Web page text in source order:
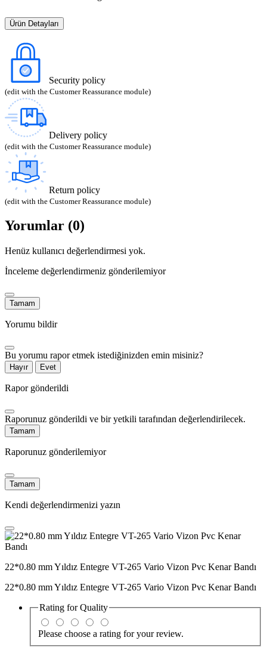
Ürün Detayları
Security policy
(edit with the Customer Reassurance module)
Delivery policy
(edit with the Customer Reassurance module)
Return policy
(edit with the Customer Reassurance module)
Yorumlar (0)
Henüz kullanıcı değerlendirmesi yok.
İnceleme değerlendirmeniz gönderilemiyor
Tamam
Yorumu bildir
Bu yorumu rapor etmek istediğinizden emin misiniz?
Hayır Evet
Rapor gönderildi
Raporunuz gönderildi ve bir yetkili tarafından değerlendirilecek.
Tamam
Raporunuz gönderilemiyor
Tamam
Kendi değerlendirmenizi yazın
22*0.80 mm Yıldız Entegre VT-265 Vario Vizon Pvc Kenar Bandı
22*0.80 mm Yıldız Entegre VT-265 Vario Vizon Pvc Kenar Bandı
Rating forQuality
Please choose a rating for your review.